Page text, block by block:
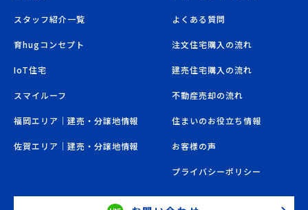
スタッフ紹介一覧
育hugコンセプト
IoT住宅
スマイルーフ
福岡エリア｜建売・分譲地情報
佐賀エリア｜建売・分譲地情報
よくある質問
注文住宅購入の流れ
建売住宅購入の流れ
不動産売却の流れ
住まいのお役立ち情報
お客様の声
プライバシーポリシー